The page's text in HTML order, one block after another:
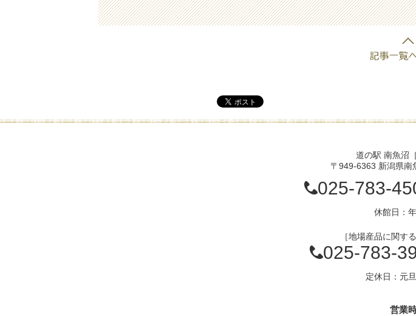
道の駅 南魚沼
〒949-6363 新潟県南
025-783-
休館日：
［地場産品に関す
025-783-
定休日：元
営業